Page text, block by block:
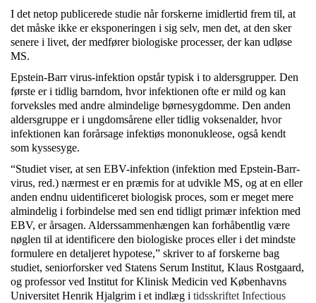
I det netop publicerede studie når forskerne imidlertid frem til, at
det måske ikke er eksponeringen i sig selv, men det, at den sker
senere i livet, der medfører biologiske processer, der kan udløse
MS.
Epstein-Barr virus-infektion opstår typisk i to aldersgrupper. Den
første er i tidlig barndom, hvor infektionen ofte er mild og kan
forveksles med andre almindelige børnesygdomme. Den anden
aldersgruppe er i ungdomsårene eller tidlig voksenalder, hvor
infektionen kan forårsage infektiøs mononukleose, også kendt
som kyssesyge.
“Studiet viser, at sen EBV-infektion (infektion med Epstein-Barr-
virus, red.) nærmest er en præmis for at udvikle MS, og at en eller
anden endnu uidentificeret biologisk proces, som er meget mere
almindelig i forbindelse med sen end tidligt primær infektion med
EBV, er årsagen. Alderssammenhængen kan forhåbentlig være
nøglen til at identificere den biologiske proces eller i det mindste
formulere en detaljeret hypotese,” skriver to af forskerne bag
studiet, seniorforsker ved Statens Serum Institut, Klaus Rostgaard,
og professor ved Institut for Klinisk Medicin ved Københavns
Universitet Henrik Hjalgrim i et indlæg i tidsskriftet Infectious